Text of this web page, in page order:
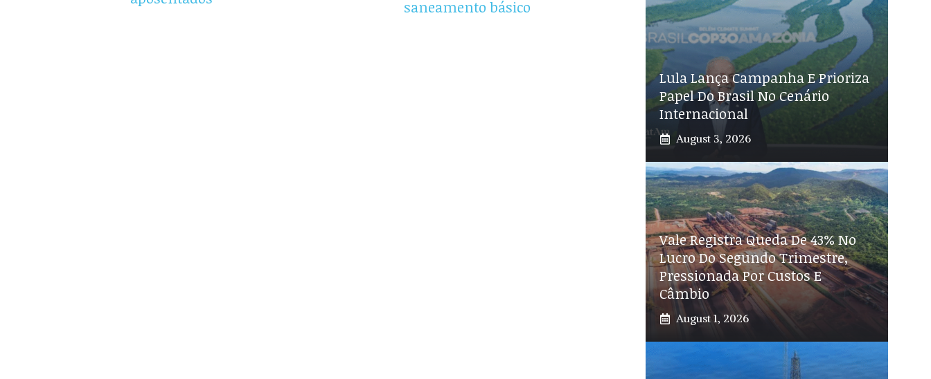
saneamento básico
Lula Lança Campanha E Prioriza
Papel Do Brasil No Cenário
Internacional
August 3, 2026
Vale Registra Queda De 43% No
Lucro Do Segundo Trimestre,
Pressionada Por Custos E
Câmbio
August 1, 2026